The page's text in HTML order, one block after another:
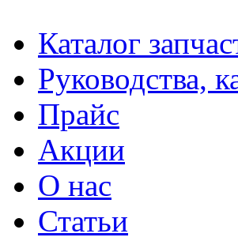
Каталог
Руководства,
Прайс
Акции
О нас
Статьи